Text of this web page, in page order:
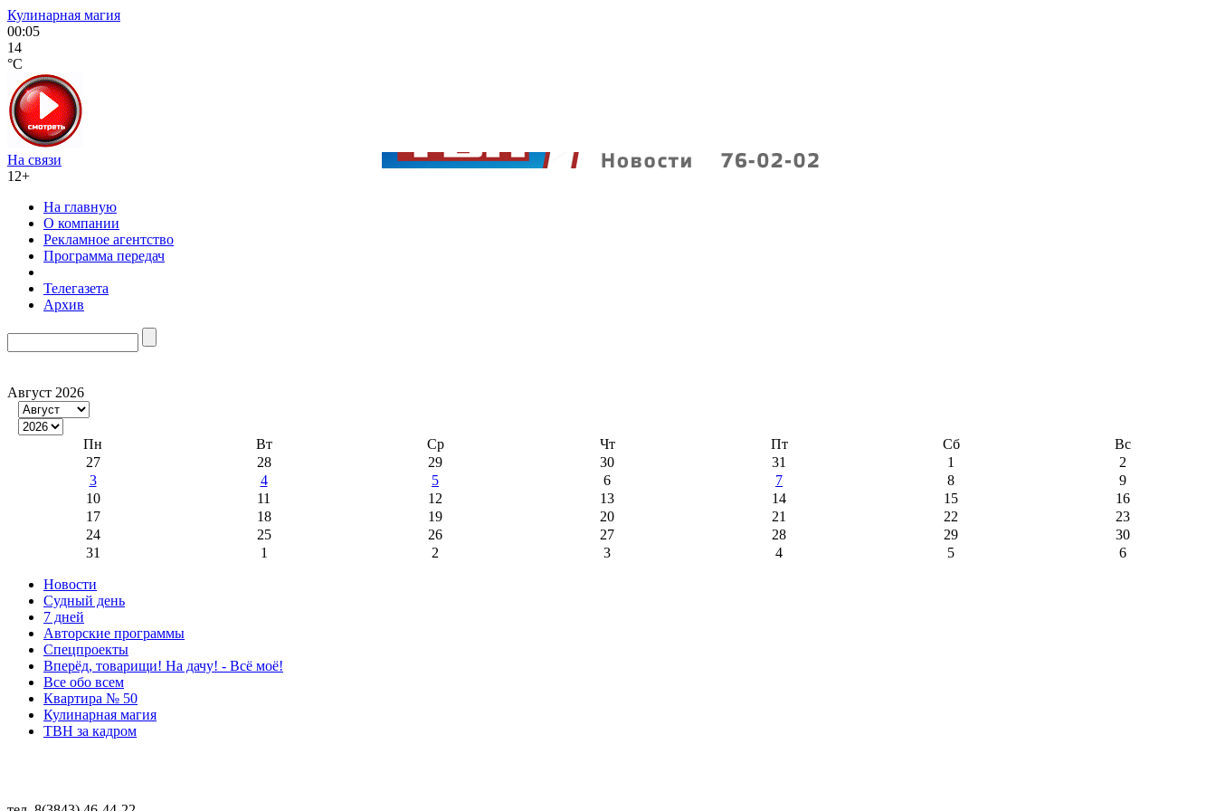
Кулинарная магия
00:05
14
°C
На связи
12+
На главную
О компании
Рекламное агентство
Программа передач
Телегазета
Архив
Август 2026
Пн Вт Ср Чт Пт Сб
Вс
27
28 29 30 31 1
2
3
4 5 6 7 8
9
10
11 12 13 14 15
16
17
18 19 20 21 22
23
24
25 26 27 28 29
30
31
1 2 3 4 5 6
Новости
Судный день
7 дней
Авторские программы
Спецпроекты
Вперёд, товарищи! На дачу! - Всё моё!
Все обо всем
Квартира № 50
Кулинарная магия
ТВН за кадром